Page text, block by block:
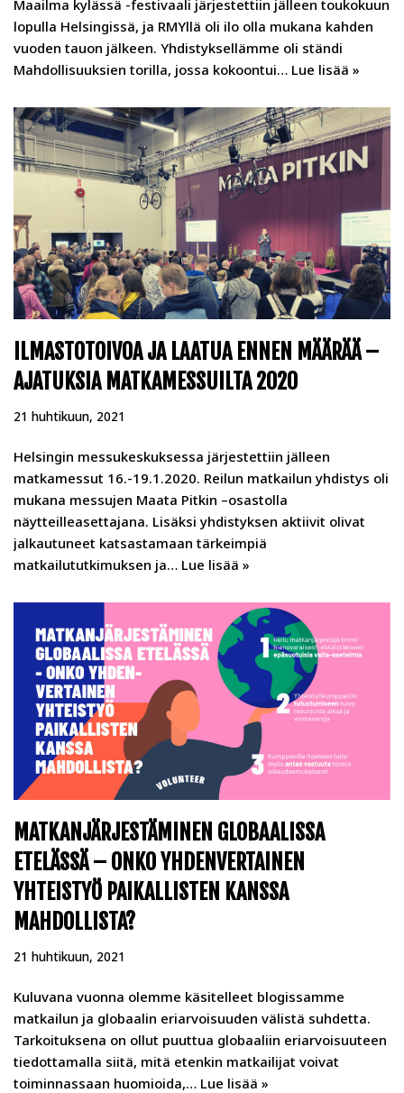
Maailma kylässä -festivaali järjestettiin jälleen toukokuun
lopulla Helsingissä, ja RMYllä oli ilo olla mukana kahden
vuoden tauon jälkeen. Yhdistyksellämme oli ständi
Mahdollisuuksien torilla, jossa kokoontui… Lue lisää »
ILMASTOTOIVOA JA LAATUA ENNEN MÄÄRÄÄ –
AJATUKSIA MATKAMESSUILTA 2020
21 huhtikuun, 2021
Helsingin messukeskuksessa järjestettiin jälleen
matkamessut 16.-19.1.2020. Reilun matkailun yhdistys oli
mukana messujen Maata Pitkin –osastolla
näytteilleasettajana. Lisäksi yhdistyksen aktiivit olivat
jalkautuneet katsastamaan tärkeimpiä
matkailututkimuksen ja… Lue lisää »
MATKANJÄRJESTÄMINEN GLOBAALISSA
ETELÄSSÄ – ONKO YHDENVERTAINEN
YHTEISTYÖ PAIKALLISTEN KANSSA
MAHDOLLISTA?
21 huhtikuun, 2021
Kuluvana vuonna olemme käsitelleet blogissamme
matkailun ja globaalin eriarvoisuuden välistä suhdetta.
Tarkoituksena on ollut puuttua globaaliin eriarvoisuuteen
tiedottamalla siitä, mitä etenkin matkailijat voivat
toiminnassaan huomioida,… Lue lisää »